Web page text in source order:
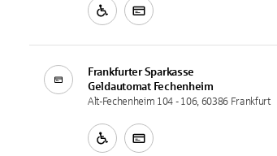
Frankfurter Sparkasse
Geldautomat Fechenheim
Alt-Fechenheim 104 - 106, 60386 Frankfurt